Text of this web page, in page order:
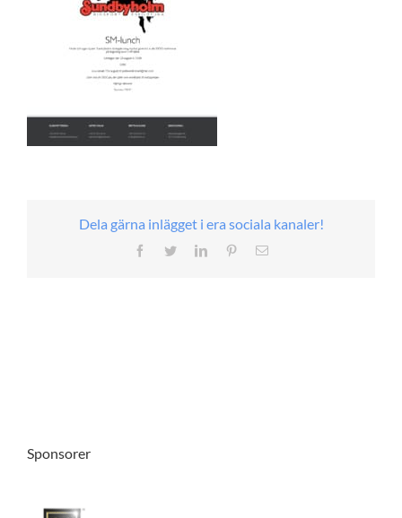
Dela gärna inlägget i era sociala kanaler!
FacebookTwitterLinkedInPinterest
Sponsorer